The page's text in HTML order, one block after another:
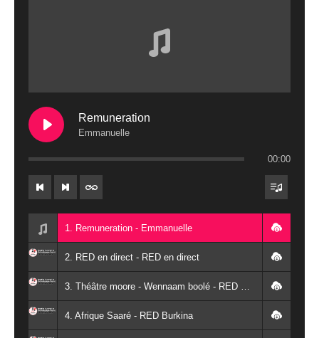
Remuneration
Emmanuelle
00:00
1. Remuneration - Emmanuelle
2. RED en direct - RED en direct
4. Afrique Saaré - RED Burkina